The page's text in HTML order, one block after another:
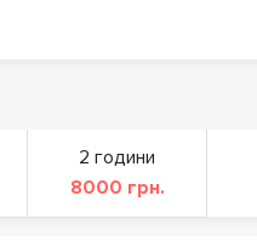
2 години
8000 грн.